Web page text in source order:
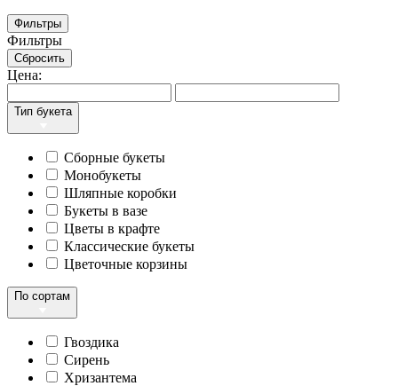
Фильтры
Фильтры
Сбросить
Цена:
Тип букета
Сборные букеты
Монобукеты
Шляпные коробки
Букеты в вазе
Цветы в крафте
Классические букеты
Цветочные корзины
По сортам
Гвоздика
Сирень
Хризантема